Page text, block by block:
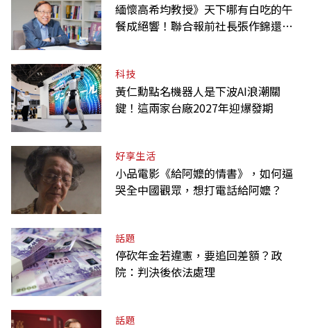
緬懷高希均教授》天下哪有白吃的午
餐成絕響！聯合報前社長張作錦還原
科技
黃仁勳點名機器人是下波AI浪潮關
鍵！這兩家台廠2027年迎爆發期
好享生活
小品電影《給阿嬤的情書》，如何逼
哭全中國觀眾，想打電話給阿嬤？
話題
停砍年金若違憲，要追回差額？政
院：判決後依法處理
話題